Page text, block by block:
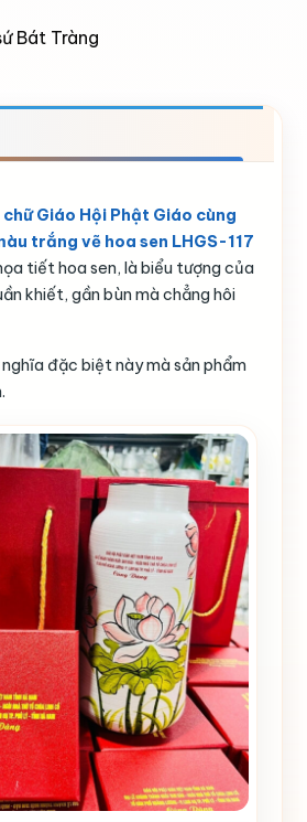
Bát Tràng
Giáo Hội Phật Giáo cùng
trắng vẽ hoa sen LHGS-117
tiết hoa sen, là biểu tượng của
khiết, gần bùn mà chẳng hôi
nghĩa đặc biệt này mà sản phẩm